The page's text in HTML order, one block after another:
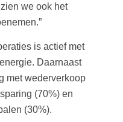
we ook het
is actief met
Daarnaast
met wederverkoop
(70%) en
(30%).